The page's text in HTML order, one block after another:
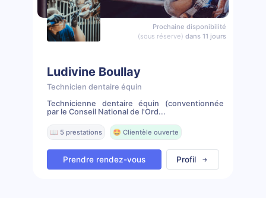
Prochaine disponibilité
(sous réserve) dans 11 jours
Ludivine Boullay
Technicien dentaire équin
Technicienne dentaire équin (conventionnée
par le Conseil National de l'Ord...
📖 5 prestations 🤩 Clientèle ouverte
Prendre rendez-vous Profil